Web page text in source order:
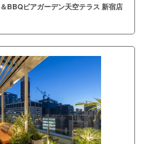
BBQビアガーデン天空テラス 新宿店